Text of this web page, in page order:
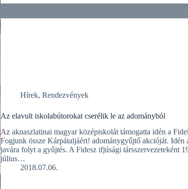
Hírek, Rendezvények
Az elavult iskolabútorokat cserélik le az adományból
Az aknaszlatinai magyar középiskolát támogatta idén a
Fogjunk össze Kárpátaljáért! adománygyűjtő akcióját.
javára folyt a gyűjtés. A Fidesz ifjúsági társszervezeteként
július…
2018.07.06.